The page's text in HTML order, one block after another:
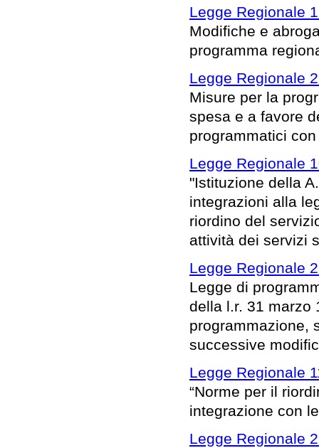
Legge Regionale
Modifiche e
programma
Legge Regionale
Misure per la
spesa e a favore
programmatici
Legge Regionale
"Istituzione della
integrazioni alla
riordino del
attività dei servizi
Legge Regionale
Legge di
della l.r. 31 marzo
programmazione,
successive
Legge Regionale
“Norme per il
integrazione con
Legge Regionale